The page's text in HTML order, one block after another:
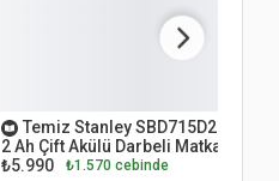
Temiz Stanley SBD715D2K 18 V
2 Ah Çift Akülü Darbeli Matkap
₺5.990
₺1.570 cebinde